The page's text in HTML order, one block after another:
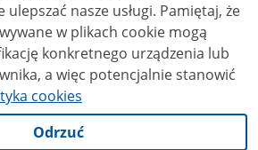
nasze usługi. Pamiętaj, że
w plikach cookie mogą
konkretnego urządzenia lub
a więc potencjalnie stanowić
cookies
Odrzuć